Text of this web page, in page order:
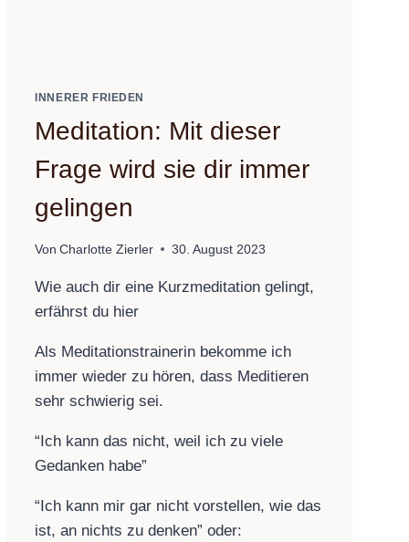
INNERER FRIEDEN
Meditation: Mit dieser
Frage wird sie dir immer
gelingen
Von Charlotte Zierler 30. August 2023
Wie auch dir eine Kurzmeditation gelingt,
erfährst du hier
Als Meditationstrainerin bekomme ich
immer wieder zu hören, dass Meditieren
sehr schwierig sei.
“Ich kann das nicht, weil ich zu viele
Gedanken habe”
“Ich kann mir gar nicht vorstellen, wie das
ist, an nichts zu denken” oder: